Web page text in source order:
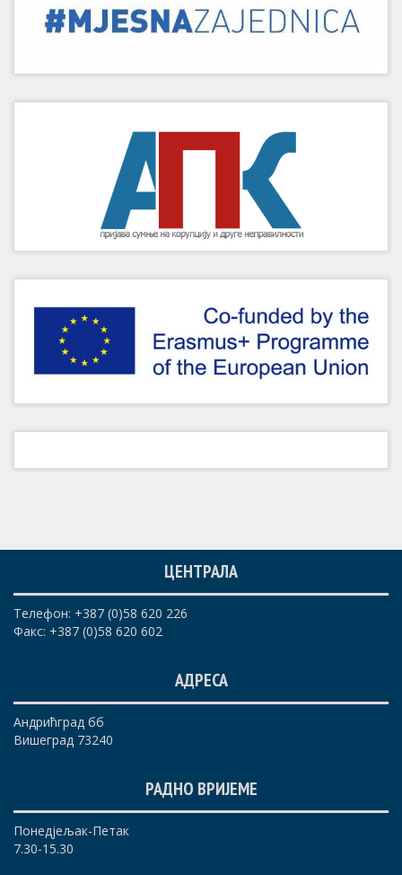
ЦЕНТРАЛА
Телефон: +387 (0)58 620 226
Факс: +387 (0)58 620 602
АДРЕСА
Андрићград бб
Вишеград 73240
РАДНО ВРИЈЕМЕ
Понедјељак-Петак
7.30-15.30